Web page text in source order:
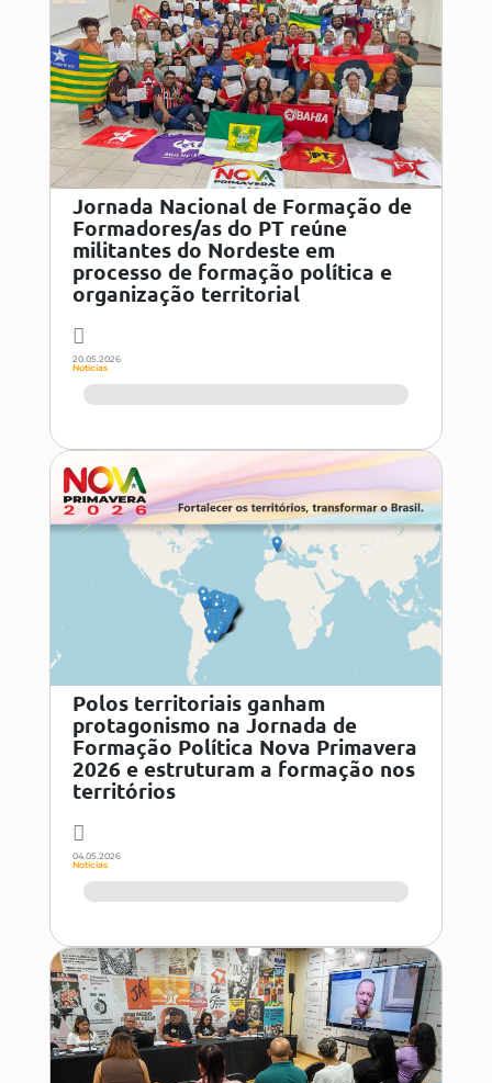
Jornada Nacional de Formação de
Formadores/as do PT reúne
militantes do Nordeste em
processo de formação política e
organização territorial
20.05.2026
Notícias
Polos territoriais ganham
protagonismo na Jornada de
Formação Política Nova Primavera
2026 e estruturam a formação nos
territórios
04.05.2026
Notícias